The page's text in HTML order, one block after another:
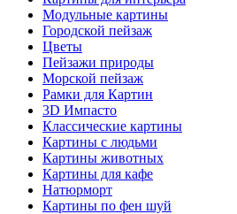
Модульные картины
Городской пейзаж
Цветы
Пейзажи природы
Морской пейзаж
Рамки для Картин
3D Импасто
Классические картины
Картины с людьми
Картины животных
Картины для кафе
Натюрморт
Картины по фен шуй